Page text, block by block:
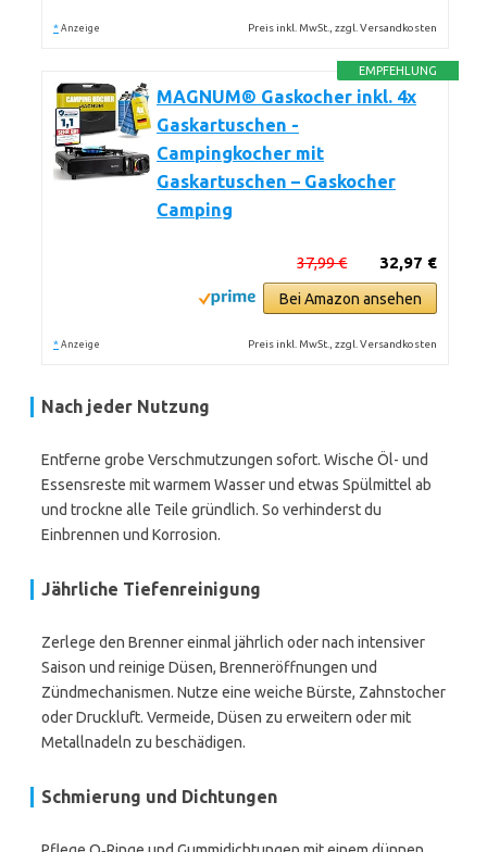
* Anzeige Preis inkl. MwSt., zzgl. Versandkosten
EMPFEHLUNG
MAGNUM® Gaskocher inkl. 4x
Gaskartuschen -
Campingkocher mit
Gaskartuschen – Gaskocher
Camping
32,97 €
37,99 €
Bei Amazon ansehen
* Anzeige Preis inkl. MwSt., zzgl. Versandkosten
Nach jeder Nutzung
Entferne grobe Verschmutzungen sofort. Wische Öl- und
Essensreste mit warmem Wasser und etwas Spülmittel ab
und trockne alle Teile gründlich. So verhinderst du
Einbrennen und Korrosion.
Jährliche Tiefenreinigung
Zerlege den Brenner einmal jährlich oder nach intensiver
Saison und reinige Düsen, Brenneröffnungen und
Zündmechanismen. Nutze eine weiche Bürste, Zahnstocher
oder Druckluft. Vermeide, Düsen zu erweitern oder mit
Metallnadeln zu beschädigen.
Schmierung und Dichtungen